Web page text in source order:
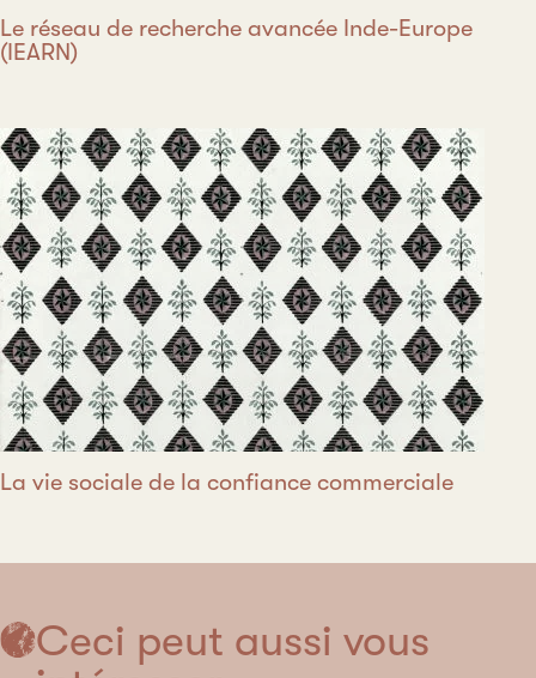
Le réseau de recherche avancée Inde-Europe
(IEARN)
La vie sociale de la confiance commerciale
Ceci peut aussi vous